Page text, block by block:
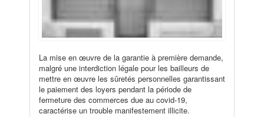
La mise en œuvre de la garantie à première demande,
malgré une interdiction légale pour les bailleurs de
mettre en œuvre les sûretés personnelles garantissant
le paiement des loyers pendant la période de
fermeture des commerces due au covid-19,
caractérise un trouble manifestement illicite.